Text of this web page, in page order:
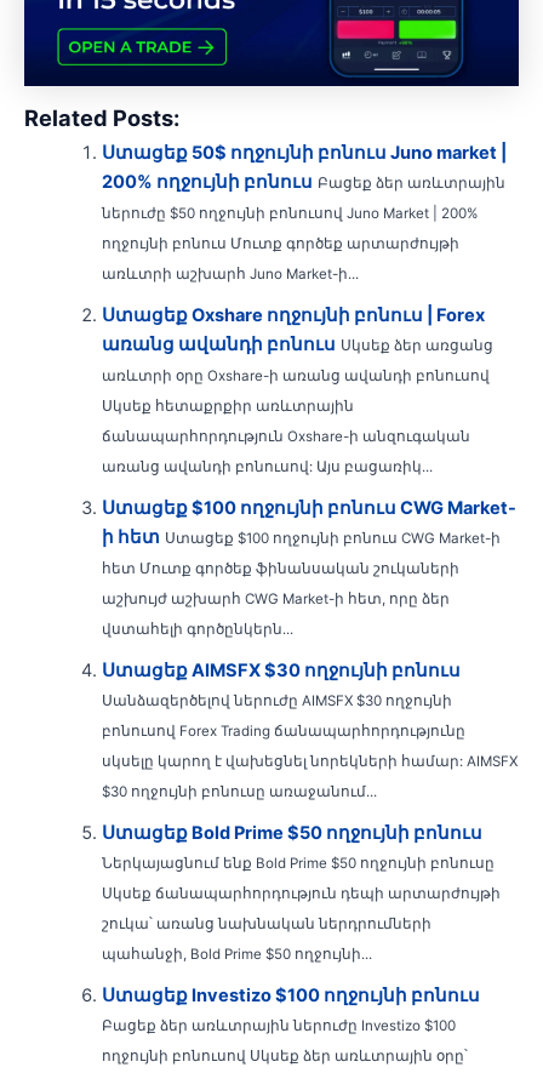
Related Posts:
Ստացեք 50$ ողջույնի բոնուս Juno market |
200% ողջույնի բոնուս Բացեք ձեր առևտրային
ներուժը $50 ողջույնի բոնուսով Juno Market | 200%
ողջույնի բոնուս Մուտք գործեք արտարժույթի
առևտրի աշխարհ Juno Market-ի...
Ստացեք Oxshare ողջույնի բոնուս | Forex
առանց ավանդի բոնուս Սկսեք ձեր առցանց
առևտրի օրը Oxshare-ի առանց ավանդի բոնուսով
Սկսեք հետաքրքիր առևտրային
ճանապարհորդություն Oxshare-ի անզուգական
առանց ավանդի բոնուսով: Այս բացառիկ...
Ստացեք $100 ողջույնի բոնուս CWG Market-
ի հետ Ստացեք $100 ողջույնի բոնուս CWG Market-ի
հետ Մուտք գործեք ֆինանսական շուկաների
աշխույժ աշխարհ CWG Market-ի հետ, որը ձեր
վստահելի գործընկերն...
Ստացեք AIMSFX $30 ողջույնի բոնուս
Սանձազերծելով ներուժը AIMSFX $30 ողջույնի
բոնուսով Forex Trading ճանապարհորդությունը
սկսելը կարող է վախեցնել նորեկների համար: AIMSFX
$30 ողջույնի բոնուսը առաջանում...
Ստացեք Bold Prime $50 ողջույնի բոնուս
Ներկայացնում ենք Bold Prime $50 ողջույնի բոնուսը
Սկսեք ճանապարհորդություն դեպի արտարժույթի
շուկա՝ առանց նախնական ներդրումների
պահանջի, Bold Prime $50 ողջույնի...
Ստացեք Investizo $100 ողջույնի բոնուս
Բացեք ձեր առևտրային ներուժը Investizo $100
ողջույնի բոնուսով Սկսեք ձեր առևտրային օրը՝